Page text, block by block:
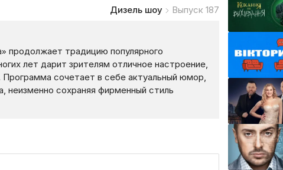
Дизель шоу Выпуск 187
продолжает традицию популярного
лет дарит зрителям отличное настроение,
сочетает в себе актуальный юмор,
сохраняя фирменный стиль